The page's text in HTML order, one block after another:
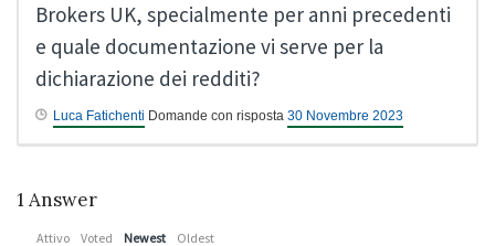
Brokers UK, specialmente per anni precedenti
e quale documentazione vi serve per la
dichiarazione dei redditi?
Luca Fatichenti Domande con risposta 30 Novembre 2023
1 Answer
Attivo Voted Newest Oldest